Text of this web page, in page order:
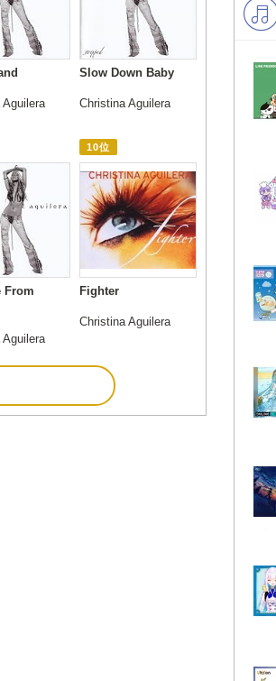
Slow Down Baby
Christina Aguilera
From
10位
Fighter
Christina Aguilera